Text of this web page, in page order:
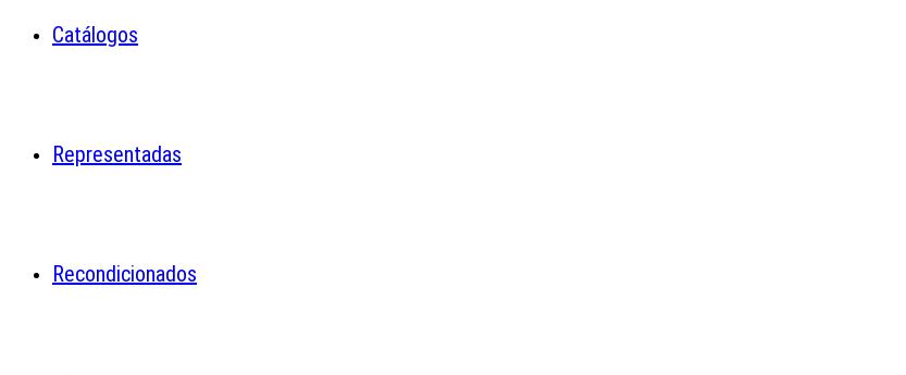
Catálogos
Representadas
Recondicionados